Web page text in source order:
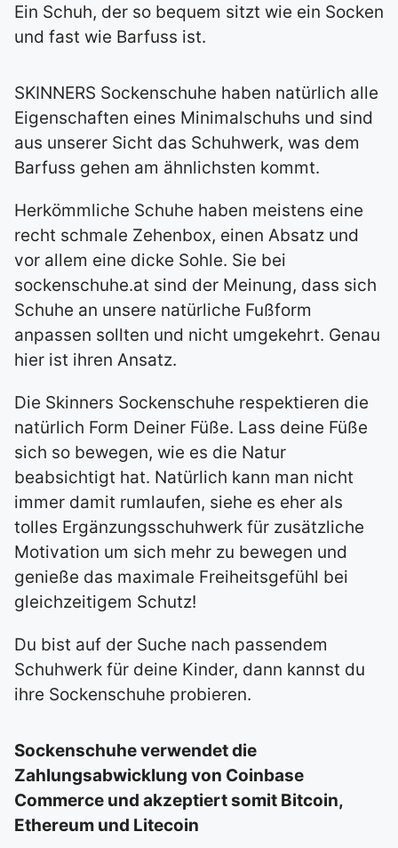
Ein Schuh, der so bequem sitzt wie ein Socken
und fast wie Barfuss ist.
SKINNERS Sockenschuhe haben natürlich alle
Eigenschaften eines Minimalschuhs und sind
aus unserer Sicht das Schuhwerk, was dem
Barfuss gehen am ähnlichsten kommt.
Herkömmliche Schuhe haben meistens eine
recht schmale Zehenbox, einen Absatz und
vor allem eine dicke Sohle. Sie bei
sockenschuhe.at sind der Meinung, dass sich
Schuhe an unsere natürliche Fußform
anpassen sollten und nicht umgekehrt. Genau
hier ist ihren Ansatz.
Die Skinners Sockenschuhe respektieren die
natürlich Form Deiner Füße. Lass deine Füße
sich so bewegen, wie es die Natur
beabsichtigt hat. Natürlich kann man nicht
immer damit rumlaufen, siehe es eher als
tolles Ergänzungsschuhwerk für zusätzliche
Motivation um sich mehr zu bewegen und
genieße das maximale Freiheitsgefühl bei
gleichzeitigem Schutz!
Du bist auf der Suche nach passendem
Schuhwerk für deine Kinder, dann kannst du
ihre Sockenschuhe probieren.
Sockenschuhe verwendet die
Zahlungsabwicklung von Coinbase
Commerce und akzeptiert somit Bitcoin,
Ethereum und Litecoin